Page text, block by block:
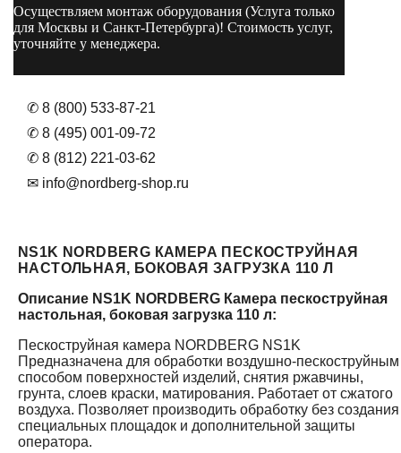
Осуществляем монтаж оборудования (Услуга только
для Москвы и Санкт-Петербурга)! Стоимость услуг,
уточняйте у менеджера.
✆ 8 (800) 533-87-21
✆ 8 (495) 001-09-72
✆ 8 (812) 221-03-62
✉ info@nordberg-shop.ru
NS1K NORDBERG КАМЕРА ПЕСКОСТРУЙНАЯ
НАСТОЛЬНАЯ, БОКОВАЯ ЗАГРУЗКА 110 Л
Описание NS1K NORDBERG Камера пескоструйная
настольная, боковая загрузка 110 л:
Пескоструйная камера NORDBERG NS1K
Предназначена для обработки воздушно-пескоструйным
способом поверхностей изделий, снятия ржавчины,
грунта, слоев краски, матирования. Работает от сжатого
воздуха. Позволяет производить обработку без создания
специальных площадок и дополнительной защиты
оператора.